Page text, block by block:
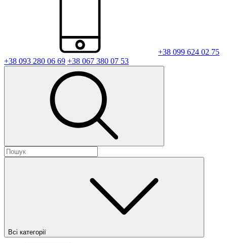
+38 099 624 02 75
+38 093 280 06 69 +38 067 380 07 53
Всі категорії